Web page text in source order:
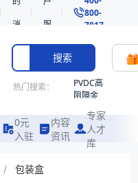
消
息
服
务
800-
7017
搜索
热门搜索：
PVDC高
阻隔金
共挤热
收缩袋
0元
入驻
内容
资讯
专家
人才
库
/ 包装盒